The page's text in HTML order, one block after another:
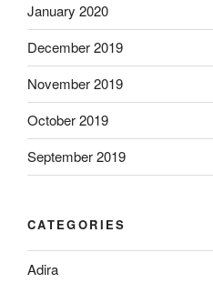
January 2020
December 2019
November 2019
October 2019
September 2019
CATEGORIES
Adira